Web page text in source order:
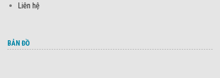
Liên hệ
BẢN ĐỒ